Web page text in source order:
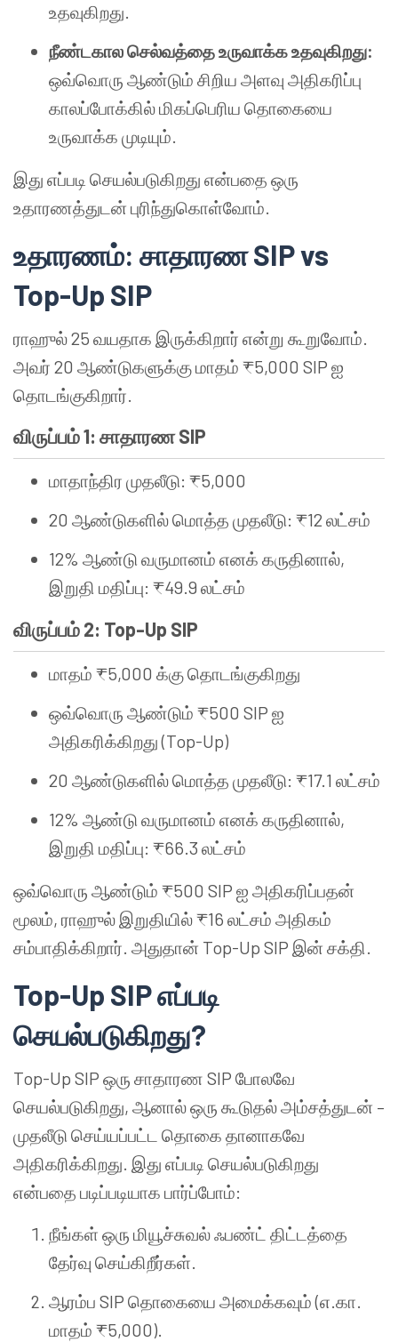
உதவுகிறது.
நீண்டகால செல்வத்தை உருவாக்க உதவுகிறது:
ஒவ்வொரு ஆண்டும் சிறிய அளவு அதிகரிப்பு
காலப்போக்கில் மிகப்பெரிய தொகையை
உருவாக்க முடியும்.
இது எப்படி செயல்படுகிறது என்பதை ஒரு
உதாரணத்துடன் புரிந்துகொள்வோம்.
உதாரணம்: சாதாரண SIP vs
Top-Up SIP
ராஹுல் 25 வயதாக இருக்கிறார் என்று கூறுவோம்.
அவர் 20 ஆண்டுகளுக்கு மாதம் ₹5,000 SIP ஐ
தொடங்குகிறார்.
விருப்பம் 1: சாதாரண SIP
மாதாந்திர முதலீடு: ₹5,000
20 ஆண்டுகளில் மொத்த முதலீடு: ₹12 லட்சம்
12% ஆண்டு வருமானம் எனக் கருதினால்,
இறுதி மதிப்பு: ₹49.9 லட்சம்
விருப்பம் 2: Top-Up SIP
மாதம் ₹5,000 க்கு தொடங்குகிறது
ஒவ்வொரு ஆண்டும் ₹500 SIP ஐ
அதிகரிக்கிறது (Top-Up)
20 ஆண்டுகளில் மொத்த முதலீடு: ₹17.1 லட்சம்
12% ஆண்டு வருமானம் எனக் கருதினால்,
இறுதி மதிப்பு: ₹66.3 லட்சம்
ஒவ்வொரு ஆண்டும் ₹500 SIP ஐ அதிகரிப்பதன்
மூலம், ராஹுல் இறுதியில் ₹16 லட்சம் அதிகம்
சம்பாதிக்கிறார். அதுதான் Top-Up SIP இன் சக்தி.
Top-Up SIP எப்படி
செயல்படுகிறது?
Top-Up SIP ஒரு சாதாரண SIP போலவே
செயல்படுகிறது, ஆனால் ஒரு கூடுதல் அம்சத்துடன் –
முதலீடு செய்யப்பட்ட தொகை தானாகவே
அதிகரிக்கிறது. இது எப்படி செயல்படுகிறது
என்பதை படிப்படியாக பார்ப்போம்:
நீங்கள் ஒரு மியூச்சுவல் ஃபண்ட் திட்டத்தை
தேர்வு செய்கிறீர்கள்.
ஆரம்ப SIP தொகையை அமைக்கவும் (எ.கா.
மாதம் ₹5,000).